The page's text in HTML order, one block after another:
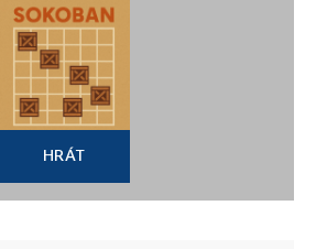
HRÁT